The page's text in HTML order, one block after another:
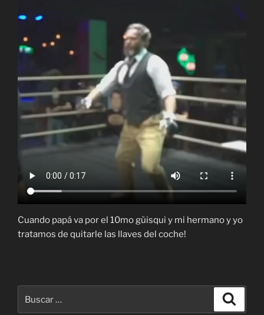
Cuando papá va por el 10mo güisqui y mi hermano y yo
tratamos de quitarle las llaves del coche!
por: